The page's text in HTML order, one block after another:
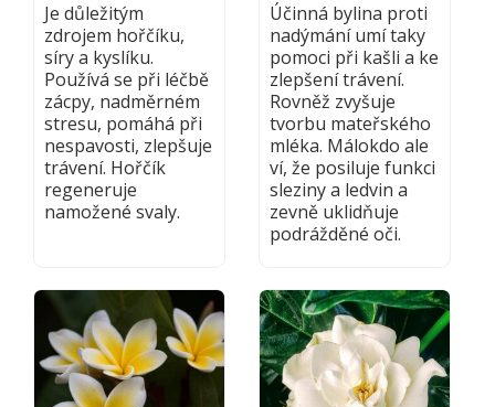
Je důležitým
zdrojem hořčíku,
síry a kyslíku.
Používá se při léčbě
zácpy, nadměrném
stresu, pomáhá při
nespavosti, zlepšuje
trávení. Hořčík
regeneruje
namožené svaly.
Účinná bylina proti
nadýmání umí taky
pomoci při kašli a ke
zlepšení trávení.
Rovněž zvyšuje
tvorbu mateřského
mléka. Málokdo ale
ví, že posiluje funkci
sleziny a ledvin a
zevně uklidňuje
podrážděné oči.